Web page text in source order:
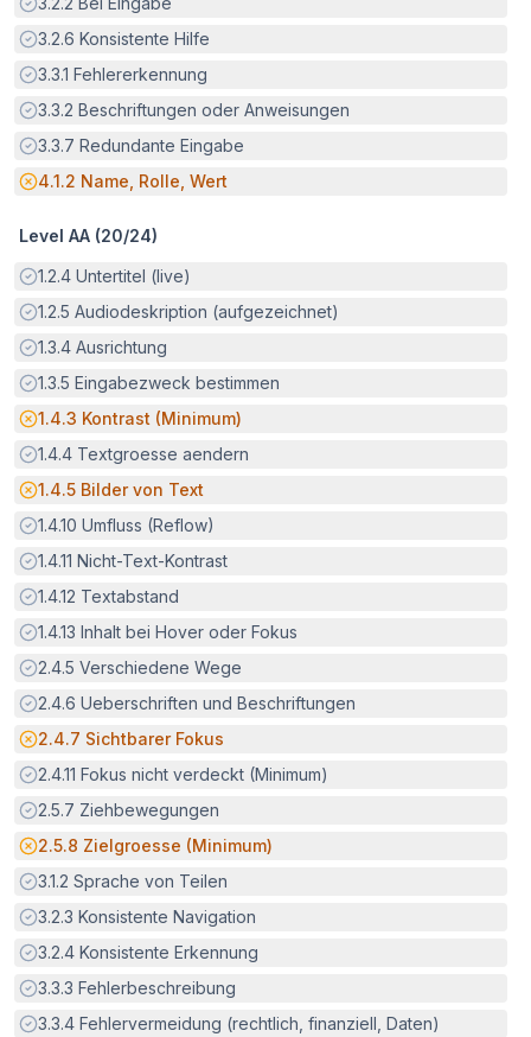
Erfüllt:
3.2.6 Konsistente Hilfe
Erfüllt:
3.3.1 Fehlererkennung
Erfüllt:
3.3.2 Beschriftungen oder Anweisungen
Erfüllt:
3.3.7 Redundante Eingabe
Potenzielle Barriere:
4.1.2 Name, Rolle, Wert
Level AA (20/24)
Erfüllt:
1.2.4 Untertitel (live)
Erfüllt:
1.2.5 Audiodeskription (aufgezeichnet)
Erfüllt:
1.3.4 Ausrichtung
Erfüllt:
1.3.5 Eingabezweck bestimmen
Potenzielle Barriere:
1.4.3 Kontrast (Minimum)
Erfüllt:
1.4.4 Textgroesse aendern
Potenzielle Barriere:
1.4.5 Bilder von Text
Erfüllt:
1.4.10 Umfluss (Reflow)
Erfüllt:
1.4.11 Nicht-Text-Kontrast
Erfüllt:
1.4.12 Textabstand
Erfüllt:
1.4.13 Inhalt bei Hover oder Fokus
Erfüllt:
2.4.5 Verschiedene Wege
Erfüllt:
2.4.6 Ueberschriften und Beschriftungen
Potenzielle Barriere:
2.4.7 Sichtbarer Fokus
Erfüllt:
2.4.11 Fokus nicht verdeckt (Minimum)
Erfüllt:
2.5.7 Ziehbewegungen
Potenzielle Barriere:
2.5.8 Zielgroesse (Minimum)
Erfüllt:
3.1.2 Sprache von Teilen
Erfüllt:
3.2.3 Konsistente Navigation
Erfüllt:
3.2.4 Konsistente Erkennung
Erfüllt:
3.3.3 Fehlerbeschreibung
Erfüllt:
3.3.4 Fehlervermeidung (rechtlich, finanziell, Daten)